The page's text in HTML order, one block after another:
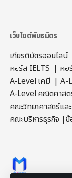
เว็บไซต์พันธมิตร
เกียรติบัตรออนไลน์
คอร์ส IELTS | คอ
A-Level เคมี | A-
A-Level คณิตศาสต
คณะวิทยาศาสตร์แล
คณะบริหารธุรกิจ |ข้